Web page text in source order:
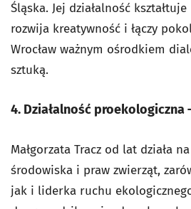
Śląska. Jej działalność
rozwija kreatywność i łączy
Wrocław ważnym ośrodkiem
sztuką.
4. Działalność proekologiczna
Małgorzata Tracz od lat działa
środowiska i praw zwierząt,
jak i liderka ruchu